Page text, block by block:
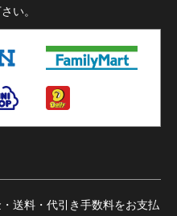
い。
送料・代引き手数料をお支払